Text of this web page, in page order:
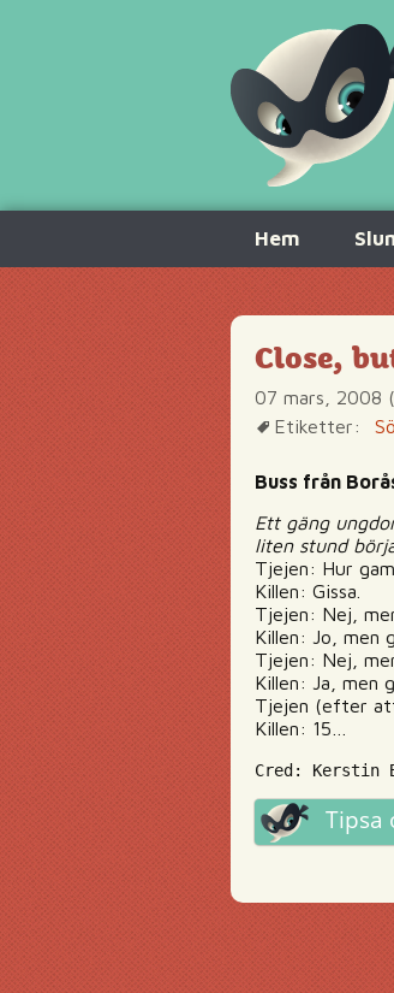
innehåll
Hem
Close,
07 mars, 2008
Etiketter:
Buss från
Ett gäng
liten stund
Tjejen: Hur
Killen: Gissa.
Tjejen: Nej,
Killen: Jo, men
Tjejen: Nej,
Killen: Ja, men
Tjejen (efter
Killen: 15…
Cred: Kerstin
Tipsa